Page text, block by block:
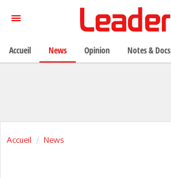
Accueil News
Accueil News Opinion Notes & Docs